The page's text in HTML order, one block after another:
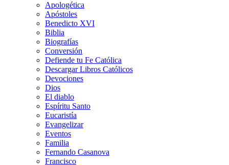
Apologética
Apóstoles
Benedicto XVI
Biblia
Biografías
Conversión
Defiende tu Fe Católica
Descargar Libros Católicos
Devociones
Dios
El diablo
Espíritu Santo
Eucaristía
Evangelizar
Eventos
Familia
Fernando Casanova
Francisco